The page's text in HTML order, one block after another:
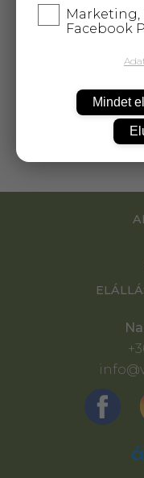
A haj és a köröm
köröm és a bőr
Marketing,
Facebook
Mindet